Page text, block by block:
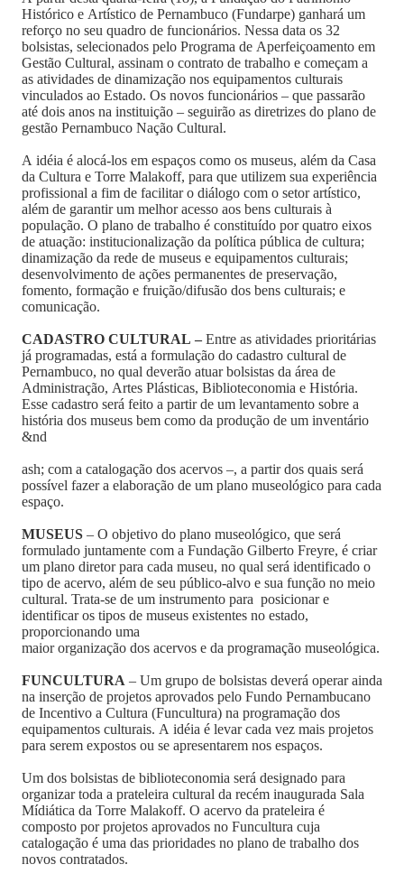
Histórico e Artístico de Pernambuco (Fundarpe) ganhará um
reforço no seu quadro de funcionários. Nessa data os 32
bolsistas, selecionados pelo Programa de Aperfeiçoamento em
Gestão Cultural, assinam o contrato de trabalho e começam a
as atividades de dinamização nos equipamentos culturais
vinculados ao Estado. Os novos funcionários – que passarão
até dois anos na instituição – seguirão as diretrizes do plano de
gestão Pernambuco Nação Cultural.
A idéia é alocá-los em espaços como os museus, além da Casa
da Cultura e Torre Malakoff, para que utilizem sua experiência
profissional a fim de facilitar o diálogo com o setor artístico,
além de garantir um melhor acesso aos bens culturais à
população. O plano de trabalho é constituído por quatro eixos
de atuação: institucionalização da política pública de cultura;
dinamização da rede de museus e equipamentos culturais;
desenvolvimento de ações permanentes de preservação,
fomento, formação e fruição/difusão dos bens culturais; e
comunicação.
CADASTRO CULTURAL – Entre as atividades prioritárias
já programadas, está a formulação do cadastro cultural de
Pernambuco, no qual deverão atuar bolsistas da área de
Administração, Artes Plásticas, Biblioteconomia e História.
Esse cadastro será feito a partir de um levantamento sobre a
história dos museus bem como da produção de um inventário
&nd
ash; com a catalogação dos acervos –, a partir dos quais será
possível fazer a elaboração de um plano museológico para cada
espaço.
MUSEUS – O objetivo do plano museológico, que será
formulado juntamente com a Fundação Gilberto Freyre, é criar
um plano diretor para cada museu, no qual será identificado o
tipo de acervo, além de seu público-alvo e sua função no meio
cultural. Trata-se de um instrumento para posicionar e
identificar os tipos de museus existentes no estado,
proporcionando uma
maior organização dos acervos e da programação museológica.
FUNCULTURA – Um grupo de bolsistas deverá operar ainda
na inserção de projetos aprovados pelo Fundo Pernambucano
de Incentivo a Cultura (Funcultura) na programação dos
equipamentos culturais. A idéia é levar cada vez mais projetos
para serem expostos ou se apresentarem nos espaços.
Um dos bolsistas de biblioteconomia será designado para
organizar toda a prateleira cultural da recém inaugurada Sala
Mídiática da Torre Malakoff. O acervo da prateleira é
composto por projetos aprovados no Funcultura cuja
catalogação é uma das prioridades no plano de trabalho dos
novos contratados.